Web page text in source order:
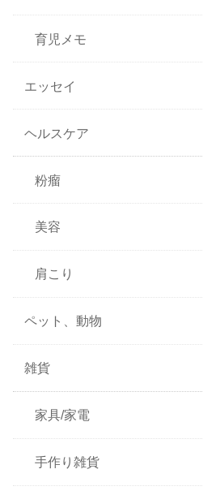
育児メモ
エッセイ
ヘルスケア
粉瘤
美容
肩こり
ペット、動物
雑貨
家具/家電
手作り雑貨